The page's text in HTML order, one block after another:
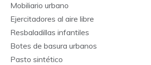
Mobiliario urbano
Ejercitadores al aire libre
Resbaladillas infantiles
Botes de basura urbanos
Pasto sintético